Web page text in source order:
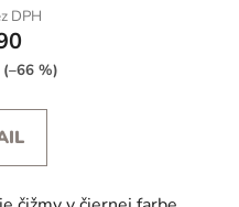
DPH
(–66 %)